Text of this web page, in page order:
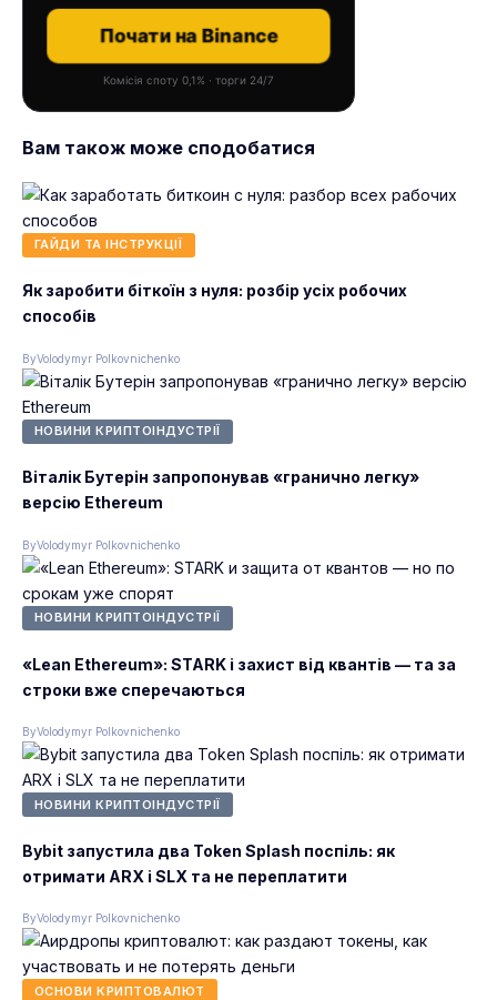
Почати на Binance
Комісія споту 0,1% · торги 24/7
Вам також може сподобатися
ГАЙДИ ТА ІНСТРУКЦІЇ
Як заробити біткоїн з нуля: розбір усіх робочих
способів
ByVolodymyr Polkovnichenko
НОВИНИ КРИПТОІНДУСТРІЇ
Віталік Бутерін запропонував «гранично легку»
версію Ethereum
ByVolodymyr Polkovnichenko
НОВИНИ КРИПТОІНДУСТРІЇ
«Lean Ethereum»: STARK і захист від квантів — та за
строки вже сперечаються
ByVolodymyr Polkovnichenko
НОВИНИ КРИПТОІНДУСТРІЇ
Bybit запустила два Token Splash поспіль: як
отримати ARX і SLX та не переплатити
ByVolodymyr Polkovnichenko
ОСНОВИ КРИПТОВАЛЮТ